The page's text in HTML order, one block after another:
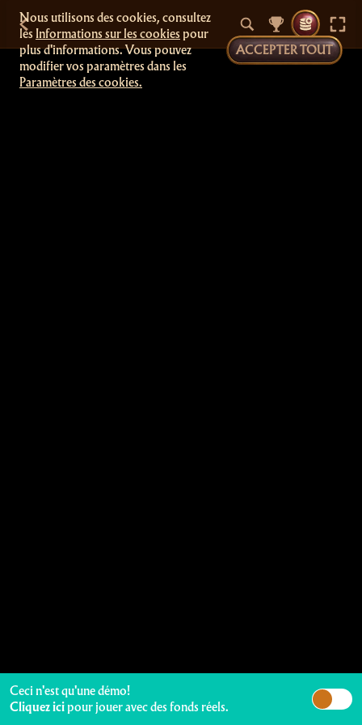
Ceci n'est qu'une démo!
Cliquez ici pour jouer avec des fonds réels.
Nous utilisons des cookies, consultez
les Informations sur les cookies pour
plus d'informations. Vous pouvez
modifier vos paramètres dans les
Paramètres des cookies.
ACCEPTER TOUT